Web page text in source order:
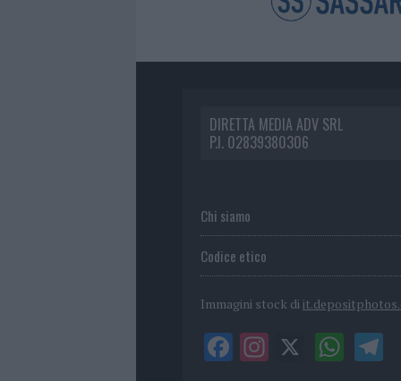
DIRETTA MEDIA ADV SRL
P.I. 02839380306
Chi siamo
Codice etico
Immagini stock di